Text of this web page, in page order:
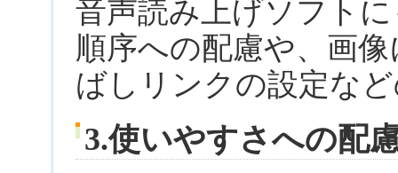
音声読み上げソフト
順序への配慮や、画
ばしリンクの設定な
3.使いやすさへの配